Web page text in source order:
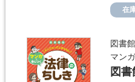
在
図書
マン
図